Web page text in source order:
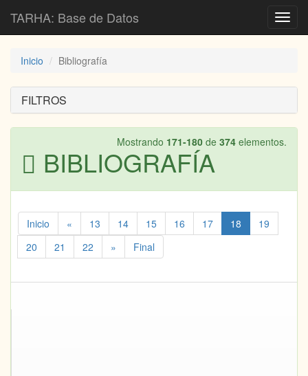
TARHA: Base de Datos
Inicio Bibliografía
FILTROS
Mostrando 171-180 de 374 elementos.
BIBLIOGRAFÍA
Inicio « 13 14 15 16 17 18
19
20
21 22 » Final